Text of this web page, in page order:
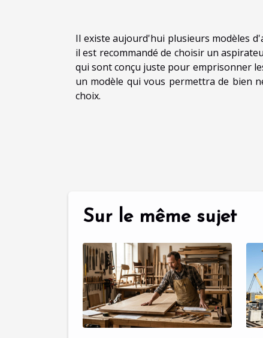
Il existe aujourd'hui plusieurs modèles
il est recommandé de choisir un
qui sont conçu juste pour emprisonner
un modèle qui vous permettra de bien
choix.
Sur le même sujet